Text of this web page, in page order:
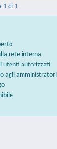
1 di 1
rete interna
utenti autorizzati
agli amministratori